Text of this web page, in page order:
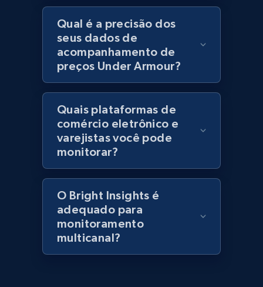
Lazada - Products - Discover products by
keyword
URL, Title, Rating, Reviews, Initial price, Final
price, Currency, Stock, and more.
991+ 165+ Comece agora
Lazada - Products - Discover products by
category URL or brand URL
Comece agora
Qual é a precisão dos
seus dados de
acompanhamento de
preços Under Armour?
Quais plataformas de
comércio eletrônico e
varejistas você pode
monitorar?
O Bright Insights é
adequado para
monitoramento
multicanal?